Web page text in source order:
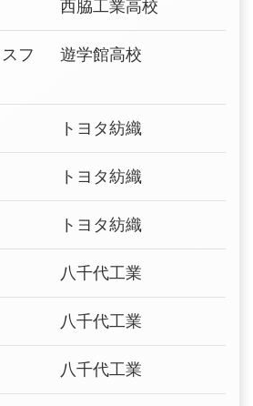
西脇工業高校
フ
遊学館高校
トヨタ紡織
トヨタ紡織
トヨタ紡織
八千代工業
八千代工業
八千代工業